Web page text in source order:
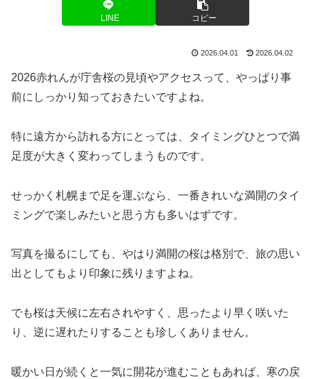
LINE コピー
2026.04.01 2026.04.02
2026赤れんが庁舎桜の見頃やアクセスって、やっぱり事
前にしっかり知っておきたいですよね。
特に遠方から訪れる方にとっては、タイミングひとつで満
足度が大きく変わってしまうものです。
せっかく札幌まで足を運ぶなら、一番きれいな満開のタイ
ミングで楽しみたいと思う方も多いはずです。
写真を撮るにしても、やはり満開の桜は格別で、旅の思い
出としてもより印象に残りますよね。
でも桜は天候に左右されやすく、思ったより早く咲いた
り、逆に遅れたりすることも珍しくありません。
暖かい日が続くと一気に開花が進むこともあれば、寒の戻